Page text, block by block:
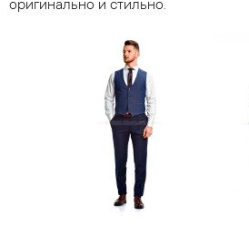
оригинально и стильно.